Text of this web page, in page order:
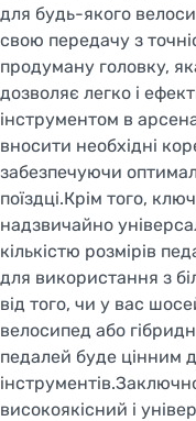
для будь-якого
свою передачу з
продуману головку,
дозволяє легко і
інструментом в
вносити необхідні
забезпечуючи
поїздці.Крім того,
надзвичайно
кількістю розмірів
для використання з
від того, чи у вас
велосипед або
педалей буде цінним
високоякісний і